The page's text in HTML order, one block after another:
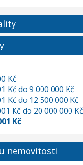
Kč
Kč do 9 000 000 Kč
Kč do 12 500 000 Kč
Kč do 20 000 000 Kč
Kč
nemovitosti